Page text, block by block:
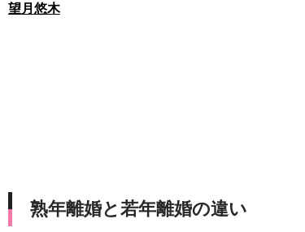
望月悠木
熟年離婚と若年離婚の違い